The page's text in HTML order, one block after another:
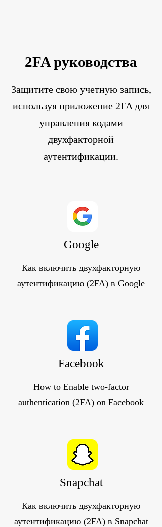
2FA руководства
Защитите свою учетную запись,
используя приложение 2FA для
управления кодами
двухфакторной
аутентификации.
Google
Как включить двухфакторную
аутентификацию (2FA) в Google
Facebook
How to Enable two-factor
authentication (2FA) on Facebook
Snapchat
Как включить двухфакторную
аутентификацию (2FA) в Snapchat